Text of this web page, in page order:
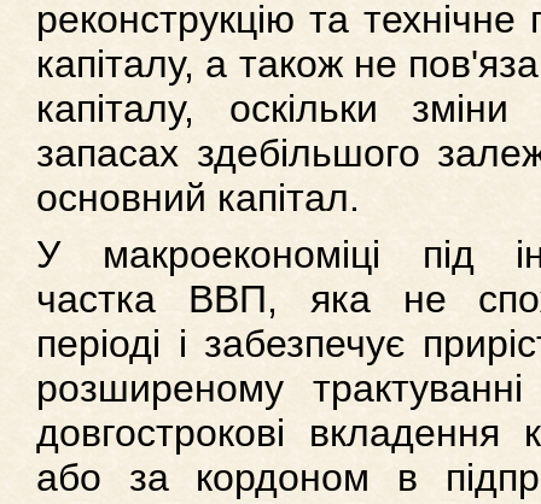
реконструкцію та
капіталу, а також не
капіталу, оскільки
запасах здебільшого
основний капітал.
У макроекономіці під
частка ВВП, яка не
періоді і забезпечує
розширеному
довгострокові вкладення
або за кордоном в